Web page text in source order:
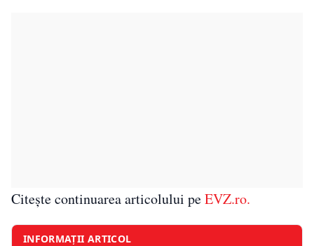
Citește continuarea articolului peEVZ.ro.
INFORMAȚII ARTICOL